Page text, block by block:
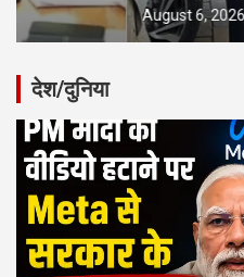
August 6, 2026 adminsatya
देश/दुनिया